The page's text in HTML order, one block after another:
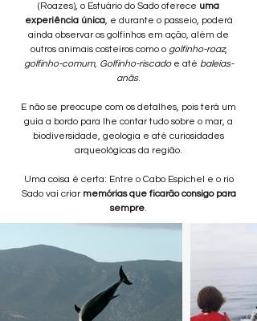
(Roazes), o Estuário do Sado oferece uma
experiência única, e durante o passeio, poderá
ainda observar os golfinhos em ação, além de
outros animais costeiros como o golfinho-roaz,
golfinho-comum, Golfinho-riscadoe até baleias-
anãs.
E não se preocupe com os detalhes, pois terá um
guia a bordo para lhe contar tudo sobre o mar, a
biodiversidade, geologia e até curiosidades
arqueológicas da região.
Uma coisa é certa: Entre o Cabo Espichel e o rio
Sado vai criar memórias que ficarão consigo para
sempre.